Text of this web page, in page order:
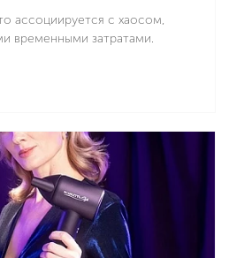
ассоциируется с хаосом,
временными затратами.